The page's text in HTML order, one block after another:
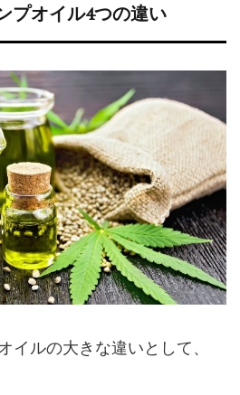
プオイル4つの違い
イルの大きな違いとして、